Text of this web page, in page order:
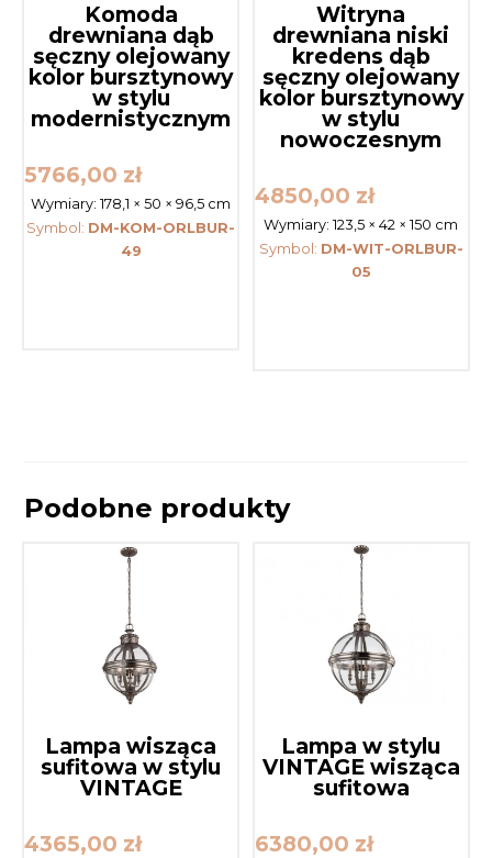
Komoda
drewniana dąb
sęczny olejowany
kolor bursztynowy
w stylu
modernistycznym
5766,00 zł
Wymiary:178,1 × 50 × 96,5 cm
Symbol: DM-KOM-ORLBUR-
49
Witryna
drewniana niski
kredens dąb
sęczny olejowany
kolor bursztynowy
w stylu
nowoczesnym
4850,00 zł
Wymiary:123,5 × 42 × 150 cm
Symbol: DM-WIT-ORLBUR-
05
Podobne produkty
Lampa wisząca
sufitowa w stylu
VINTAGE
4365,00 zł
Lampa w stylu
VINTAGE wisząca
sufitowa
6380,00 zł